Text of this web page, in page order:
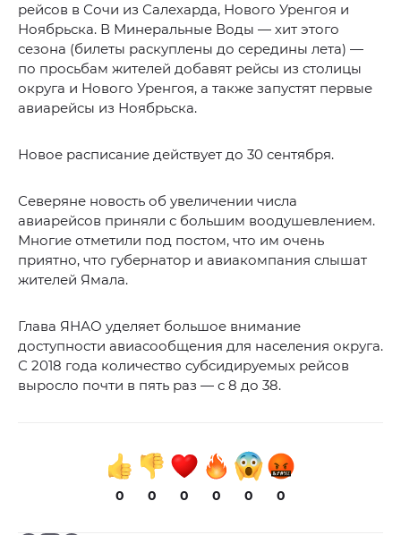
рейсов в Сочи из Салехарда, Нового Уренгоя и
Ноябрьска. В Минеральные Воды — хит этого
сезона (билеты раскуплены до середины лета) —
по просьбам жителей добавят рейсы из столицы
округа и Нового Уренгоя, а также запустят первые
авиарейсы из Ноябрьска.
Новое расписание действует до 30 сентября.
Северяне новость об увеличении числа
авиарейсов приняли с большим воодушевлением.
Многие отметили под постом, что им очень
приятно, что губернатор и авиакомпания слышат
жителей Ямала.
Глава ЯНАО уделяет большое внимание
доступности авиасообщения для населения округа.
С 2018 года количество субсидируемых рейсов
выросло почти в пять раз — с 8 до 38.
0 0 0 0 0 0